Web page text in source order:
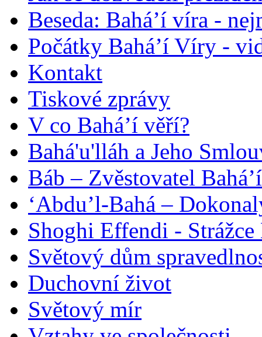
Beseda: Bahá’í víra -
Počátky Bahá’í Víry -
Kontakt
Tiskové zprávy
V co Bahá’í věří?
Bahá'u'lláh a Jeho
Báb – Zvěstovatel
‘Abdu’l-Bahá –
Shoghi Effendi -
Světový dům
Duchovní život
Světový mír